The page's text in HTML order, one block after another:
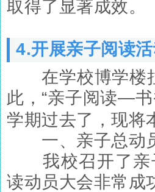
取得了显著成效。
4.开展亲子阅读
在学校博学楼拉
此，“亲子阅读—书
学期过去了，现将
一、亲子总动
我校召开了亲
读动员大会非常成